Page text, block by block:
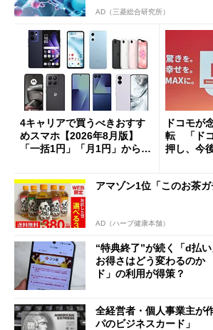
AD（三菱総合研究所）
4キャリアで買うべきおすす
めスマホ【2026年8月版】
「一括1円」「月1円」からお
ドコモが
転 「ド
押し、今
アマゾン1位「このお茶
AD（ハーブ健康本舗）
“特典終了”が続く「d払
お得さはどう変わるの
ド」の利用が得策？
全経営者・個人事業主が
パのビジネスカード」